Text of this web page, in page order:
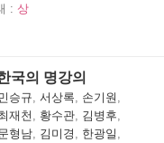
: 상
국의 명강의
승규 서상록 손기원
재천 황수관 김병후
형남 김미경 한광일